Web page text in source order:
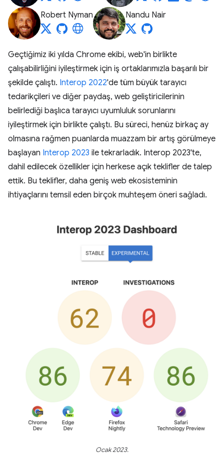
Robert Nyman Nandu Nair
Geçtiğimiz iki yılda Chrome ekibi, web'in birlikte
çalışabilirliğini iyileştirmek için iş ortaklarımızla başarılı bir
şekilde çalıştı. Interop 2022'de tüm büyük tarayıcı
tedarikçileri ve diğer paydaş, web geliştiricilerinin
belirlediği başlıca tarayıcı uyumluluk sorunlarını
iyileştirmek için birlikte çalıştı. Bu süreci, henüz birkaç ay
olmasına rağmen puanlarda muazzam bir artış görülmeye
başlayan Interop 2023 ile tekrarladık. Interop 2023'te,
dahil edilecek özellikler için herkese açık teklifler de talep
ettik. Bu teklifler, daha geniş web ekosisteminin
ihtiyaçlarını temsil eden birçok muhteşem öneri sağladı.
Ocak 2023.